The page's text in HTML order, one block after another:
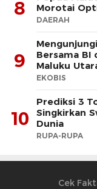
8
Morotai
DAERAH
9
Bersama BI
Maluku
EKOBIS
10
Prediksi 3
Singkirkan
Dunia
RUPA-RUPA
Cek